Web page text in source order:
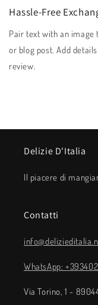
Hassle-Free
Pair text with an image
or blog post. Add
review.
Delizie D'Italia
Il piacere di
Contatti
WhatsApp:
Via Torino, 1 -